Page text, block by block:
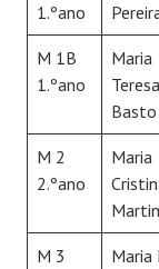
1.ºano
M 1B
1.ºano
Maria
Teresa
Basto
M 2
2.ºano
Maria
M 3
Maria